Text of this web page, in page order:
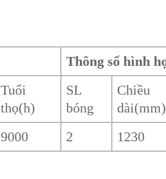
Thông số hình
Tuổi
thọ(h)
SL
bóng
Chiều
dài(mm)
9000 2 1230